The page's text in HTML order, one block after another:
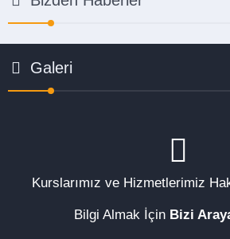
Galeri
Kurslarımız ve Hizmetlerimiz
Bilgi Almak İçin Bizi